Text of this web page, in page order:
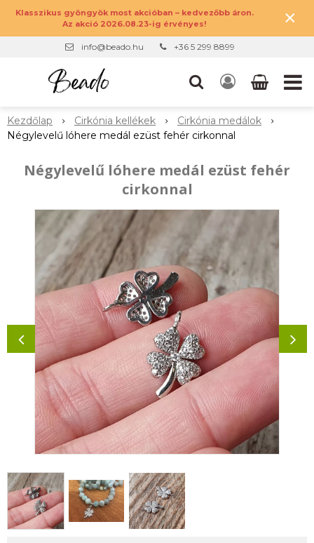
Klasszikus gyöngyök most akcióban – kedvezőbb áron.
Az akció 2026.08.23-ig érvényes!
×
info@beado.hu +36 5 299 8899
Kezdőlap Cirkónia kellékek
Cirkónia medálok
Négylevelű lóhere medál ezüst fehér cirkonnal
Négylevelű lóhere medál ezüst fehér
cirkonnal